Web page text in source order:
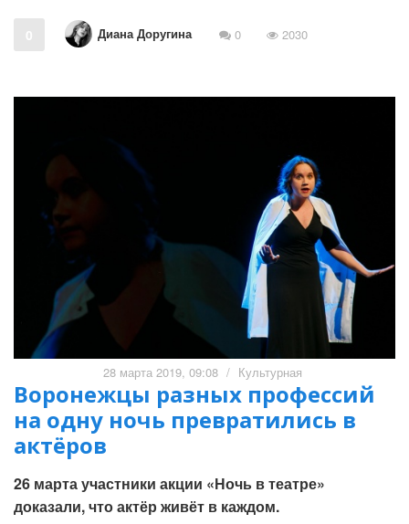
0 Диана Доругина 0 2030
28 марта 2019, 09:08 / Культурная
Воронежцы разных профессий
на одну ночь превратились в
актёров
26 марта участники акции «Ночь в театре»
доказали, что актёр живёт в каждом.